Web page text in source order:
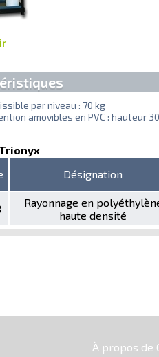
par niveau : 70 kg
amovibles en PVC : hauteur
Désignation
Rayonnage en
haute densité
À propos de